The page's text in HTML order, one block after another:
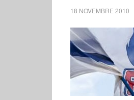
18 NOVEMBRE 2010